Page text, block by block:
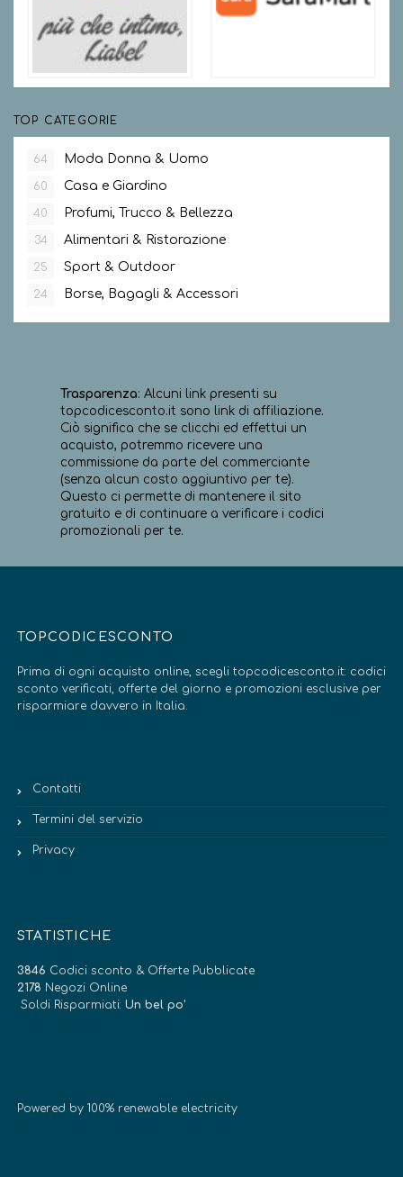
TOP CATEGORIE
64 Moda Donna & Uomo
60 Casa e Giardino
40 Profumi, Trucco & Bellezza
34 Alimentari & Ristorazione
25 Sport & Outdoor
24 Borse, Bagagli & Accessori
Trasparenza: Alcuni link presenti su
topcodicesconto.it sono link di affiliazione.
Ciò significa che se clicchi ed effettui un
acquisto, potremmo ricevere una
commissione da parte del commerciante
(senza alcun costo aggiuntivo per te).
Questo ci permette di mantenere il sito
gratuito e di continuare a verificare i codici
promozionali per te.
TOPCODICESCONTO
Prima di ogni acquisto online, scegli topcodicesconto.it: codici
sconto verificati, offerte del giorno e promozioni esclusive per
risparmiare davvero in Italia.
Contatti
Termini del servizio
Privacy
STATISTICHE
3846 Codici sconto & Offerte Pubblicate
2178 Negozi Online
Soldi Risparmiati: Un bel po’
Powered by 100% renewable electricity